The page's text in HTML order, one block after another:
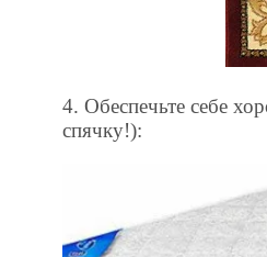
4. Обеспечьте себе
спячку!):